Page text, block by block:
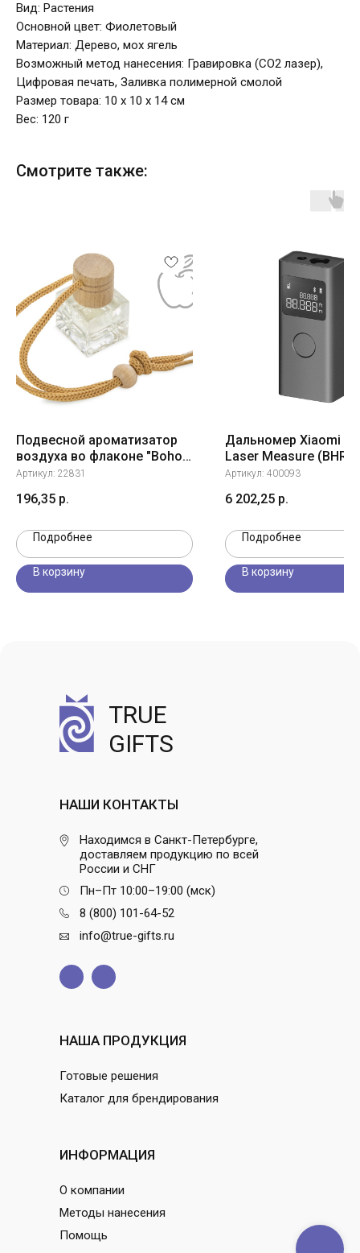
Вид: Растения
Основной цвет: Фиолетовый
Материал: Дерево, мох ягель
Возможный метод нанесения: Гравировка (CO2 лазер),
Цифровая печать, Заливка полимерной смолой
Размер товара: 10 х 10 х 14 см
Вес: 120 г
Смотрите также:
Подвесной ароматизатор
воздуха во флаконе "Boho",
"Яблоко", 8 мл
Артикул: 22831
196,35 р.
Подробнее
В корзину
Дальномер Xiaomi
Laser Measure
Артикул: 400093
6 202,25 р.
Подробнее
В корзину
TRUE
GIFTS
НАША ПРОДУКЦИЯ
Готовые решения
Каталог для брендирования
ИНФОРМАЦИЯ
О компании
Методы нанесения
Помощь
НАШИ КОНТАКТЫ
Находимся в Санкт-Петербурге,
доставляем продукцию по всей
России и СНГ
Пн–Пт 10:00–19:00 (мск)
8 (800) 101-64-52
info@true-gifts.ru